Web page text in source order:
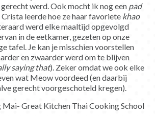
werd. Ook mocht ik nog een pad
leerde hoe ze haar favoriete khao
werd elke maaltijd opgevolgd
in de eetkamer, gezeten op onze
tafel. Je kan je misschien voorstellen
en zwaarder werd om te blijven
saying that). Zeker omdat we ook elke
wat Meow voordeed (en daarbij
gerecht voorgeschoteld kregen).